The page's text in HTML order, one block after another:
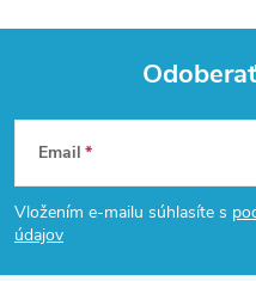
Z
á
p
Email
Vložením e-mailu súhlasíte s
údajov